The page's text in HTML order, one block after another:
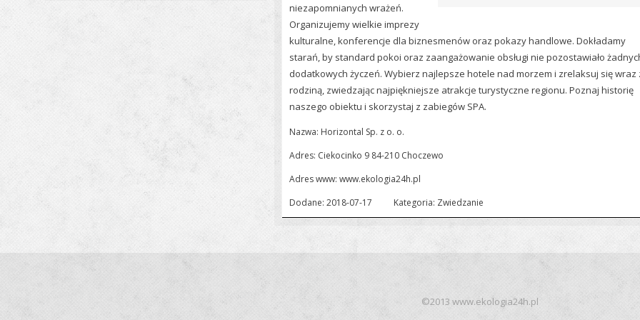
niezapomnianych wrażeń.
Organizujemy wielkie imprezy
kulturalne, konferencje dla biznesmenów oraz pokazy handlowe. Dokładamy
starań, by standard pokoi oraz zaangażowanie obsługi nie pozostawiało
dodatkowych życzeń. Wybierz najlepsze hotele nad morzem i zrelaksuj się wraz
rodziną, zwiedzając najpiękniejsze atrakcje turystyczne regionu. Poznaj historię
naszego obiektu i skorzystaj z zabiegów SPA.
Nazwa: Horizontal Sp. z o. o.
Adres: Ciekocinko 9 84-210 Choczewo
Adres www: www.ekologia24h.pl
Dodane: 2018-07-17
Kategoria: Zwiedzanie
©2013 www.ekologia24h.pl